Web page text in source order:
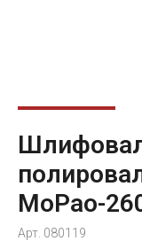
MoPao-
Арт. 080119